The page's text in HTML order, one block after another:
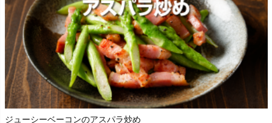
ジューシーベーコンのアスパラ炒め